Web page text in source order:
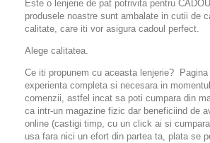
Este o lenjerie de pat potrivita pentru
produsele noastre sunt ambalate in cutii de
calitate, care iti vor asigura cadoul perfect.
Alege calitatea.
Ce iti propunem cu aceasta lenjerie?
experienta completa si necesara in
comenzii, astfel incat sa poti cumpara din
ca intr-un magazine fizic dar beneficiind de
online (castigi timp, cu un click ai si
usa fara nici un efort din partea ta, plata se